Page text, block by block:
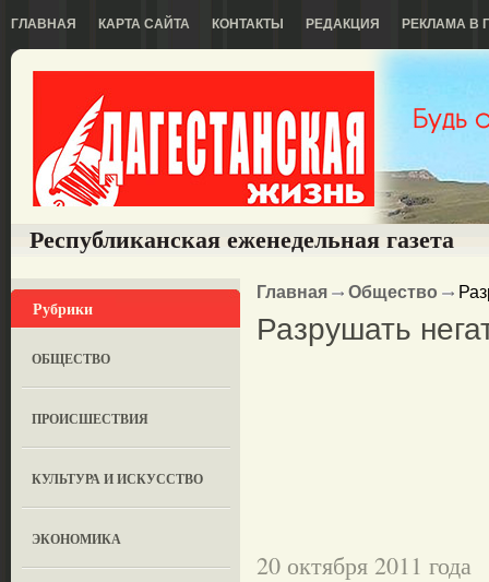
ГЛАВНАЯ КАРТА САЙТА КОНТАКТЫ РЕДАКЦИЯ РЕКЛАМА В
Республиканская еженедельная газета
Рубрики
ОБЩЕСТВО
ПРОИСШЕСТВИЯ
КУЛЬТУРА И ИСКУССТВО
ЭКОНОМИКА
Главная Общество
Разрушать
20 октября 2011 года